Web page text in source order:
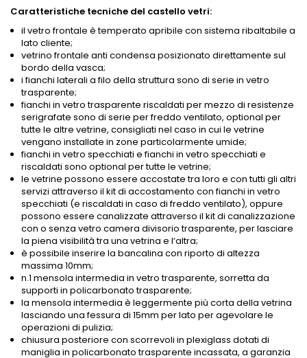
Caratteristiche tecniche del castello vetri:
il vetro frontale è temperato apribile con sistema ribaltabile a
lato cliente;
vetrino frontale anti condensa posizionato direttamente sul
bordo della vasca;
i fianchi laterali a filo della struttura sono di serie in vetro
trasparente;
fianchi in vetro trasparente riscaldati per mezzo di resistenze
serigrafate sono di serie per freddo ventilato, optional per
tutte le altre vetrine, consigliati nel caso in cui le vetrine
vengano installate in zone particolarmente umide;
fianchi in vetro specchiati e fianchi in vetro specchiati e
riscaldati sono optional per tutte le vetrine;
le vetrine possono essere accostate tra loro e con tutti gli altri
servizi attraverso il kit di accostamento con fianchi in vetro
specchiati (e riscaldati in caso di freddo ventilato), oppure
possono essere canalizzate attraverso il kit di canalizzazione
con o senza vetro camera divisorio trasparente, per lasciare
la piena visibilità tra una vetrina e l’altra;
è possibile inserire la bancalina con riporto di altezza
massima 10mm;
n.1 mensola intermedia in vetro trasparente, sorretta da
supporti in policarbonato trasparente;
la mensola intermedia è leggermente più corta della vetrina
lasciando una fessura di 15mm per lato per agevolare le
operazioni di pulizia;
chiusura posteriore con scorrevoli in plexiglass dotati di
maniglia in policarbonato trasparente incassata, a garanzia